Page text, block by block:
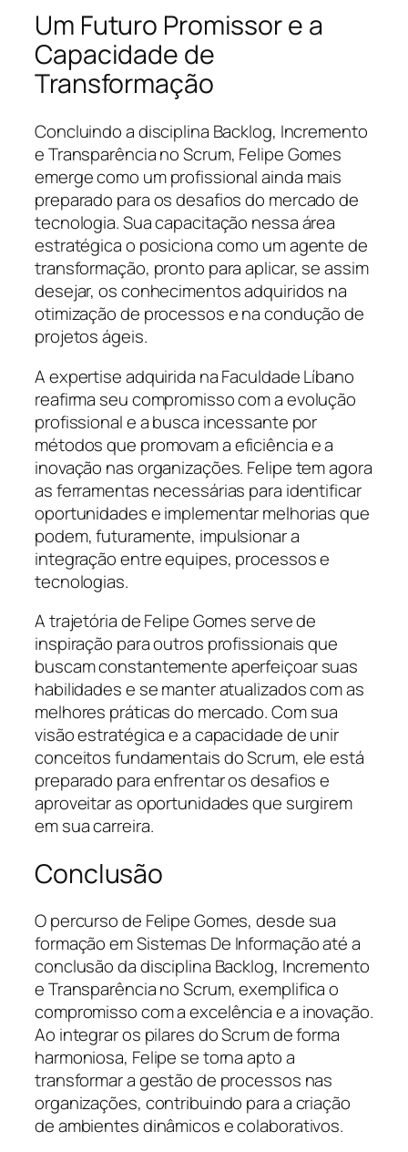
Um Futuro Promissor e a
Capacidade de
Transformação
Concluindo a disciplina Backlog, Incremento
e Transparência no Scrum, Felipe Gomes
emerge como um profissional ainda mais
preparado para os desafios do mercado de
tecnologia. Sua capacitação nessa área
estratégica o posiciona como um agente de
transformação, pronto para aplicar, se assim
desejar, os conhecimentos adquiridos na
otimização de processos e na condução de
projetos ágeis.
A expertise adquirida na Faculdade Líbano
reafirma seu compromisso com a evolução
profissional e a busca incessante por
métodos que promovam a eficiência e a
inovação nas organizações. Felipe tem agora
as ferramentas necessárias para identificar
oportunidades e implementar melhorias que
podem, futuramente, impulsionar a
integração entre equipes, processos e
tecnologias.
A trajetória de Felipe Gomes serve de
inspiração para outros profissionais que
buscam constantemente aperfeiçoar suas
habilidades e se manter atualizados com as
melhores práticas do mercado. Com sua
visão estratégica e a capacidade de unir
conceitos fundamentais do Scrum, ele está
preparado para enfrentar os desafios e
aproveitar as oportunidades que surgirem
em sua carreira.
Conclusão
O percurso de Felipe Gomes, desde sua
formação em Sistemas De Informação até a
conclusão da disciplina Backlog, Incremento
e Transparência no Scrum, exemplifica o
compromisso com a excelência e a inovação.
Ao integrar os pilares do Scrum de forma
harmoniosa, Felipe se torna apto a
transformar a gestão de processos nas
organizações, contribuindo para a criação
de ambientes dinâmicos e colaborativos.